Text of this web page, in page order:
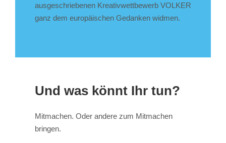
ausgeschriebenen Kreativwettbewerb VOLKER
ganz dem europäischen Gedanken widmen.
Und was könnt Ihr tun?
Mitmachen. Oder andere zum Mitmachen
bringen.